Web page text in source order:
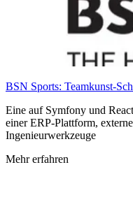
BSN Sports: Teamkunst-
Eine auf Symfony und
einer ERP-Plattform,
Ingenieurwerkzeuge
Mehr erfahren